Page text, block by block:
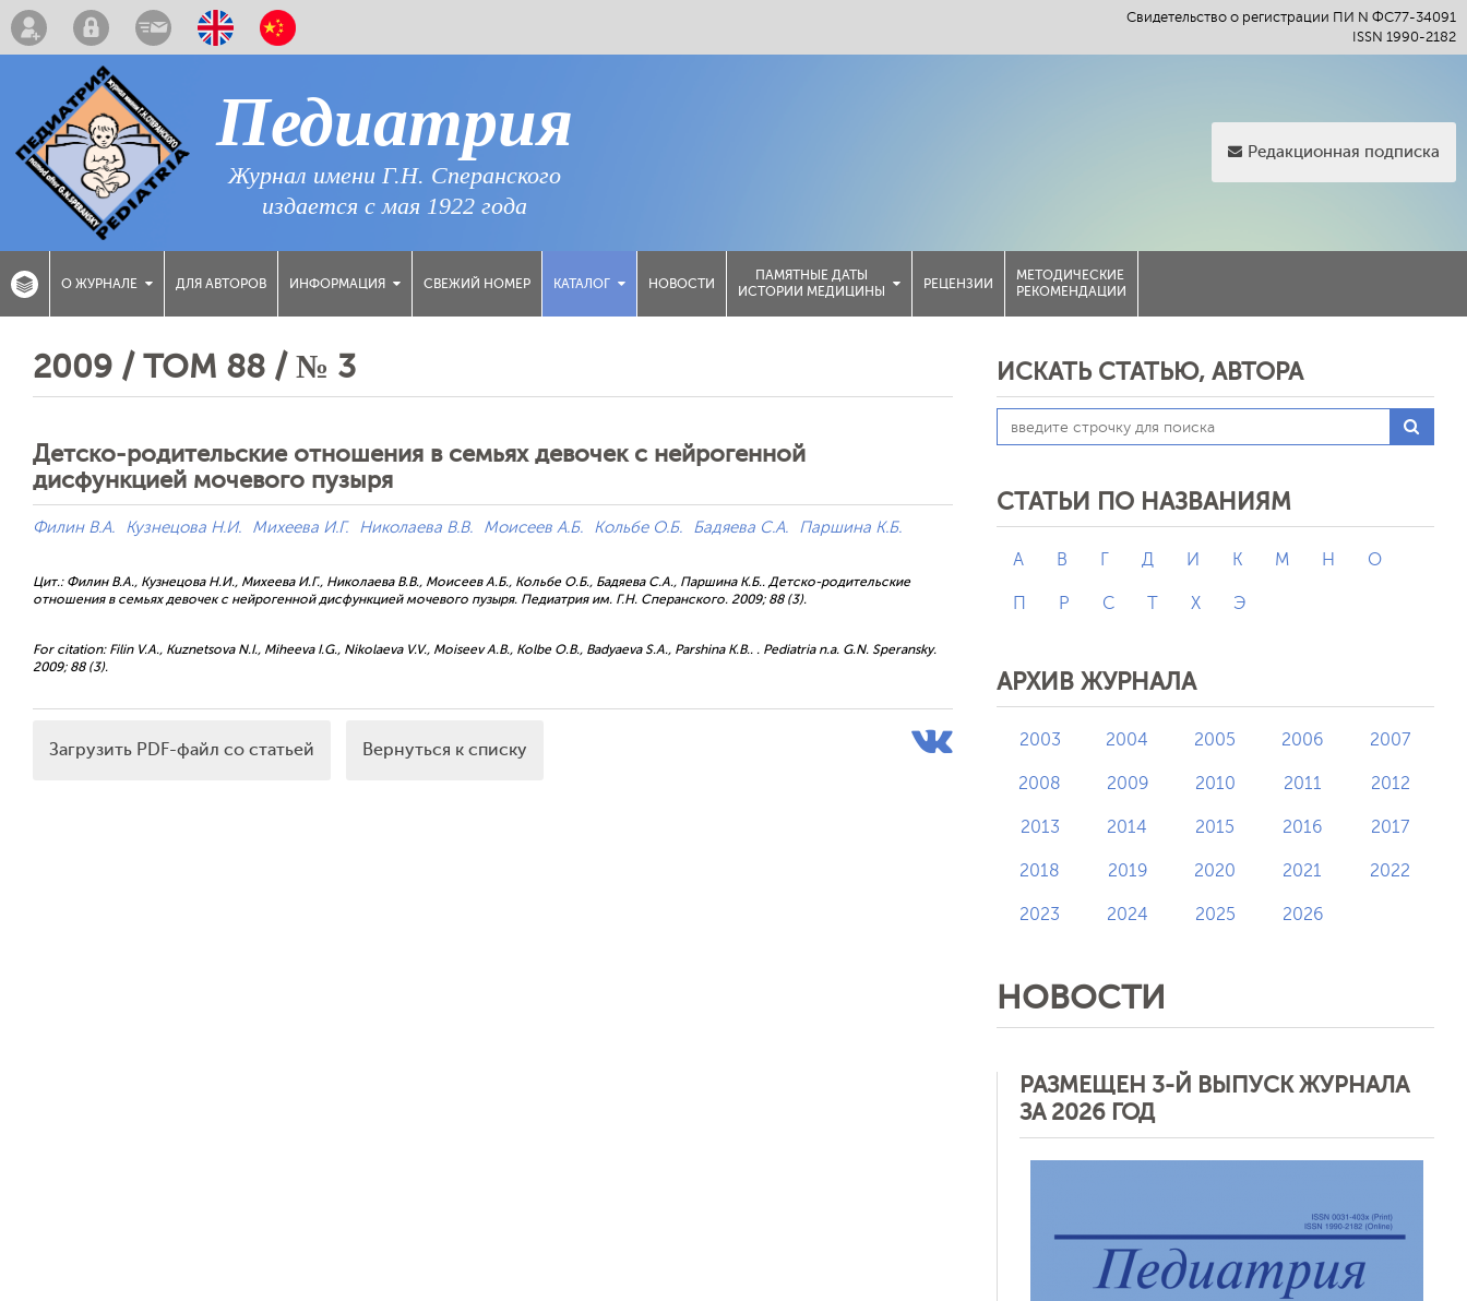
Свидетельство о регистрации ПИ N ФС77-34091
ISSN 1990-2182
Педиатрия
Журнал имени Г.Н. Сперанского
издается с мая 1922 года
Редакционная подписка
О ЖУРНАЛЕ ДЛЯ АВТОРОВ ИНФОРМАЦИЯ СВЕЖИЙ НОМЕР КАТАЛОГ НОВОСТИ
ПАМЯТНЫЕ ДАТЫ
ИСТОРИИ МЕДИЦИНЫ
РЕЦЕНЗИИ
МЕТОДИЧЕСКИЕ
РЕКОМЕНДАЦИИ
2009 / ТОМ 88 / № 3
Детско-родительские отношения в семьях девочек с нейрогенной
дисфункцией мочевого пузыря
Филин В.А. Кузнецова Н.И. Михеева И.Г. Николаева В.В. Моисеев А.Б. Кольбе О.Б. Бадяева С.А. Паршина К.Б.
Цит.: Филин В.А., Кузнецова Н.И., Михеева И.Г., Николаева В.В., Моисеев А.Б., Кольбе О.Б., Бадяева С.А., Паршина К.Б.. Детско-родительские
отношения в семьях девочек с нейрогенной дисфункцией мочевого пузыря. Педиатрия им. Г.Н. Сперанского. 2009; 88 (3).
For citation: Filin V.A., Kuznetsova N.I., Miheeva I.G., Nikolaeva V.V., Moiseev A.B., Kolbe O.B., Badyaeva S.A., Parshina K.B.. . Pediatria n.a. G.N. Speransky.
2009; 88 (3).
Загрузить PDF-файл со статьей Вернуться к списку
ИСКАТЬ СТАТЬЮ, АВТОРА
СТАТЬИ ПО НАЗВАНИЯМ
А В Г Д И К М Н О
П Р С Т Х Э
АРХИВ ЖУРНАЛА
2003 2004 2005 2006 2007
2008 2009 2010 2011 2012
2013 2014 2015 2016 2017
2018 2019 2020 2021 2022
2023 2024 2025 2026
НОВОСТИ
РАЗМЕЩЕН 3-Й ВЫПУСК ЖУРНАЛА
ЗА 2026 ГОД